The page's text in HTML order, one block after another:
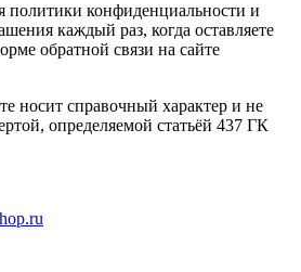
политики конфиденциальности и
каждый раз, когда оставляете
обратной связи на сайте
носит справочный характер и не
определяемой статьёй 437 ГК